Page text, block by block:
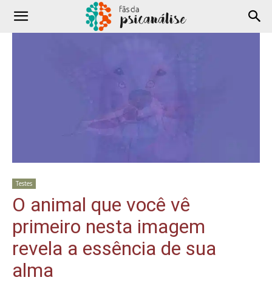
Testes
O animal que você vê
primeiro nesta imagem
revela a essência de sua
alma